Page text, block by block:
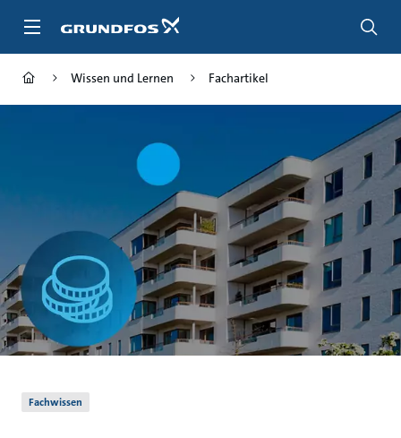
Inhalt
Wissen und Lernen Fachartikel
Fachwissen